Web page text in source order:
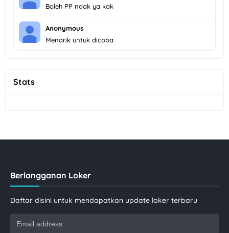
Boleh PP ndak ya kak
Anonymous
Menarik untuk dicoba
Stats
Berlangganan Loker
Daftar disini untuk mendapatkan update loker terbaru